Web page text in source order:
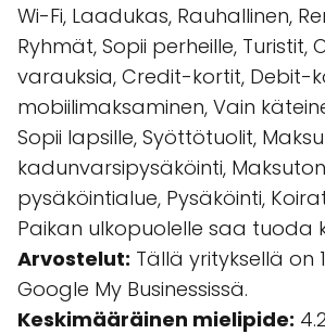
Wi-Fi, Laadukas, Rauhallinen,
Ryhmät, Sopii perheille,
varauksia, Credit-kortit, Debit-
mobiilimaksaminen, Vain
Sopii lapsille, Syöttötuolit,
kadunvarsipysäköinti, Maksuton
pysäköintialue, Pysäköinti,
Paikan ulkopuolelle saa tuoda
Arvostelut: Tällä yrityksellä on
Google My Businessissä.
Keskimääräinen mielipide: